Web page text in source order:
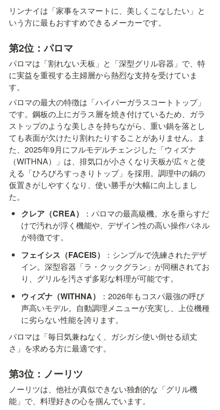
リンナイは「家事をスマートに、美しくこなしたい」と
いう方に最もおすすめできるメーカーです。
第2位：パロマ
パロマは「割れない天板」と「深型グリル容器」で、特
に実益を重視する主婦層から熱烈な支持を受けていま
す。
パロマの最大の特徴は「ハイパーガラスコートトップ」
です。鋼板の上にガラス層を焼き付けているため、ガラ
ストップのような美しさを持ちながら、重い鍋を落とし
ても表面が欠けたり割れたりすることがありません。ま
た、2025年9月にフルモデルチェンジした「ウィズナ
（WITHNA）」は、排気口が小さくなり天板が広々と使
える「ひろびろすっきりトップ」を採用。調理中の鍋の
仮置きがしやすくなり、使い勝手が大幅に向上しまし
た。
クレア（CREA）
：パロマの最高級機。水を垂らすだ
けで汚れが浮く機能や、デザイン性の高い操作パネル
が特徴です。
フェイシス（FACEIS）
：シンプルで洗練されたデザ
イン。深型容器「ラ・クックグラン」が同梱されてお
り、グリルを汚さず多彩な料理が可能です。
ウィズナ（WITHNA）
：2026年もコスパ最強の呼び
声高いモデル。自動調理メニューが充実し、上位機種
に劣らない性能を誇ります。
パロマは「毎日気兼ねなく、ガシガシ使い倒せる頑丈
さ」を求める方に最適です。
第3位：ノーリツ
ノーリツは、他社が真似できない独創的な「グリル機
能」で、料理好きの心を掴んでいます。